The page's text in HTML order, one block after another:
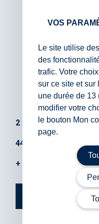
2 Rue Eugène Orieux
44400 Rezé
+ 33 (0)2 51 85 97 32
VOUS AVEZ UN
VOS
Le site utilise
des
trafic. Votre
sur ce site et sur
une durée de 13
modifier votre
le bouton Mon
page.